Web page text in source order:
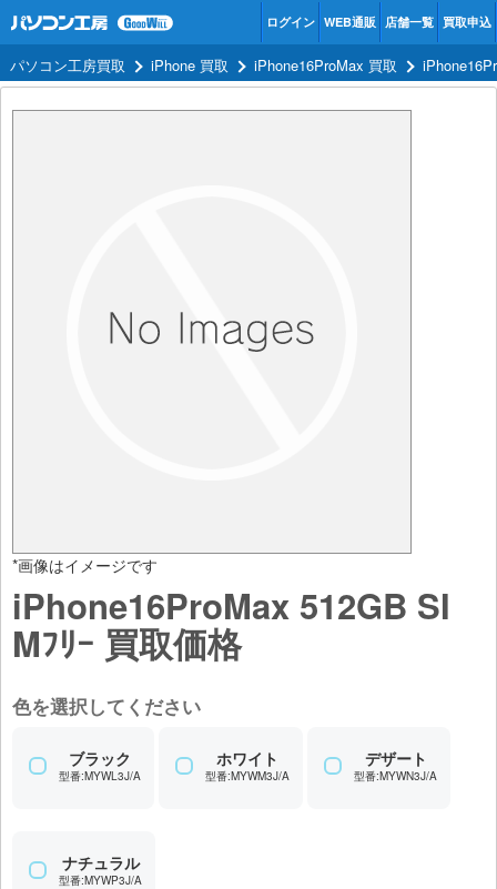
ログイン WEB通販 店舗一覧 買取申込
パソコン工房買取 iPhone 買取 iPhone16ProMax 買取
*画像はイメージです
iPhone16ProMax 512GB SI
Mﾌﾘｰ 買取価格
色を選択してください
ブラック
型番:MYWL3J/A
ホワイト
型番:MYWM3J/A
デザート
型番:MYWN3J/A
ナチュラル
型番:MYWP3J/A